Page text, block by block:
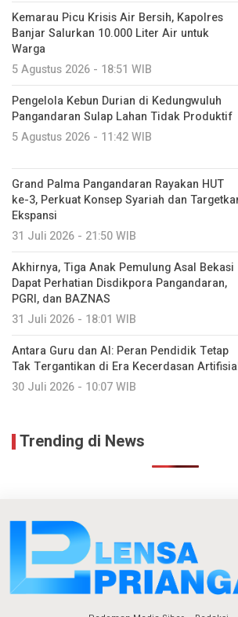
Kemarau Picu Krisis Air Bersih, Kapolres
Banjar Salurkan 10.000 Liter Air untuk
Warga
5 Agustus 2026 - 18:51 WIB
Pengelola Kebun Durian di Kedungwuluh
Pangandaran Sulap Lahan Tidak Produktif ‎
5 Agustus 2026 - 11:42 WIB
Grand Palma Pangandaran Rayakan HUT
ke-3, Perkuat Konsep Syariah dan
Ekspansi
31 Juli 2026 - 21:50 WIB
Akhirnya, Tiga Anak Pemulung Asal Bekasi
Dapat Perhatian Disdikpora Pangandaran,
PGRI, dan BAZNAS
31 Juli 2026 - 18:01 WIB
Antara Guru dan AI: Peran Pendidik Tetap
Tak Tergantikan di Era Kecerdasan
30 Juli 2026 - 10:07 WIB
Trending di News